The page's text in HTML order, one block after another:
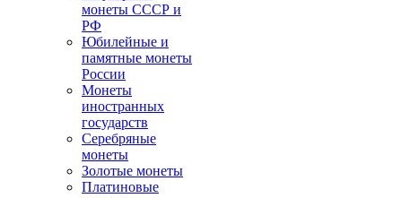
монеты СССР и
РФ
Юбилейные и
памятные монеты
России
Монеты
иностранных
государств
Серебряные
монеты
Золотые монеты
Платиновые